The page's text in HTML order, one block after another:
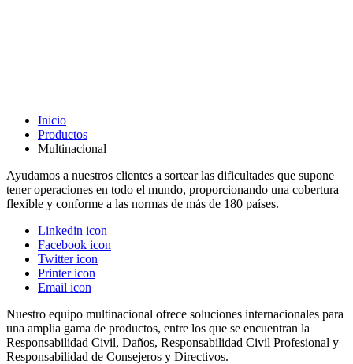
Inicio
Productos
Multinacional
Ayudamos a nuestros clientes a sortear las dificultades que supone
tener operaciones en todo el mundo, proporcionando una cobertura
flexible y conforme a las normas de más de 180 países.
Linkedin icon
Facebook icon
Twitter icon
Printer icon
Email icon
Nuestro equipo multinacional ofrece soluciones internacionales para
una amplia gama de productos, entre los que se encuentran la
Responsabilidad Civil, Daños, Responsabilidad Civil Profesional y
Responsabilidad de Consejeros y Directivos.